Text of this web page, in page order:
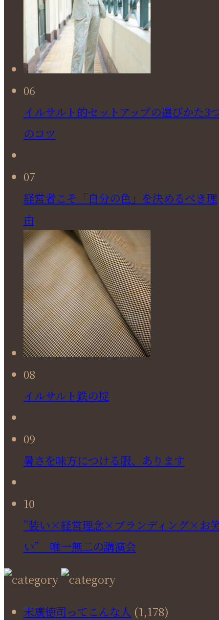
06
イルサルト的セットアップの選びかた3
のコツ
07
経営者こそ「自分の色」を決めるべき理
由
08
イルサルト鉄の掟
09
暑さを味方につける服、あります
10
”装い×経営理念×ブランディング×お
い” 唯一無二の講演会
末廣徳司ってこんな人 (1,178)